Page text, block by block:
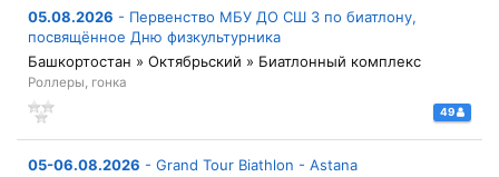
05.08.2026 - Первенство МБУ ДО СШ 3 по биатлону,
посвящённое Дню физкультурника
Башкортостан » Октябрьский » Биатлонный комплекс
Роллеры, гонка
49
05-06.08.2026 - Grand Tour Biathlon - Astana